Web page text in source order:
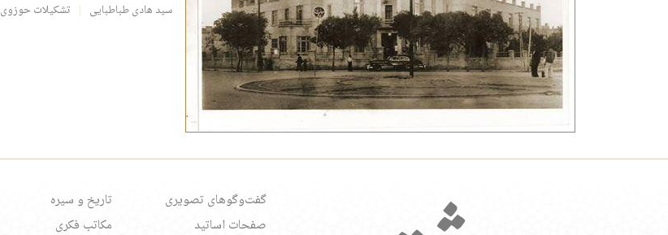
سید هادی طباطبایی تشکیلات حوزوی
گفت‌وگوهای تصویری
صفحات اساتید
تاریخ و سیره
مکاتب فکری